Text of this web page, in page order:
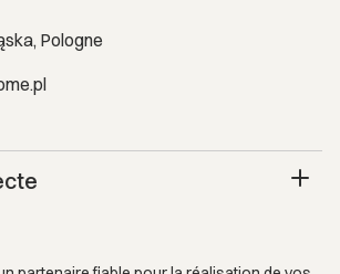
Pologne